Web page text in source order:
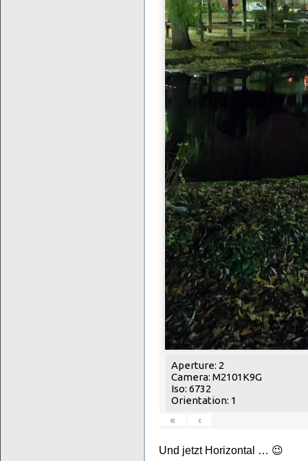
Aperture: 2
Camera: M2101K9G
Iso: 6732
Orientation: 1
«
‹
Und jetzt Horizontal … 😉